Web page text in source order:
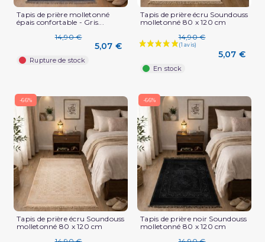
Tapis de prière molletonné
épais confortable - Gris...
14,90 €
5,07 €
Rupture de stock
Tapis de prière écru Soundouss
molletonné 80 x 120 cm
14,90 €
5,07 €
En stock
-66%
Tapis de prière écru Soundouss
molletonné 80 x 120 cm
-66%
Tapis de prière noir Soundouss
molletonné 80 x 120 cm